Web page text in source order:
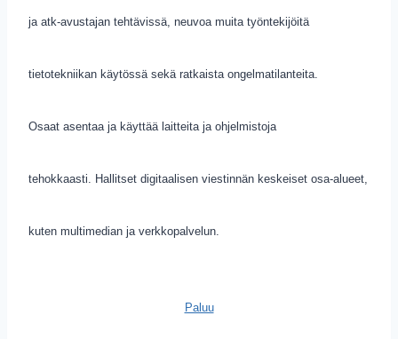
ja atk-avustajan tehtävissä, neuvoa muita työntekijöitä
tietotekniikan käytössä sekä ratkaista ongelmatilanteita.
Osaat asentaa ja käyttää laitteita ja ohjelmistoja
tehokkaasti. Hallitset digitaalisen viestinnän keskeiset osa-alueet,
kuten multimedian ja verkkopalvelun.
Paluu